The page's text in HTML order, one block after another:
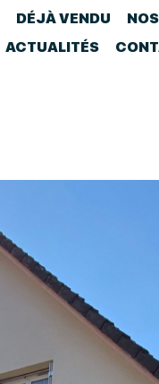
DÉJÀ VENDU
ACTUALITÉS